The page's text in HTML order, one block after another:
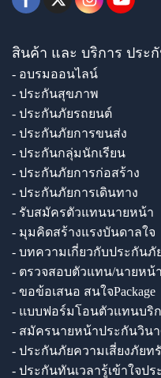
สินค้า และ บริการ ประ
- อบรมออนไลน์
- ประกันสุขภาพ
- ประกันภัยรถยนต์
- ประกันภัยการขนส่ง
- ประกันกลุ่มนักเรียน
- ประกันภัยการก่อสร้าง
- ประกันภัยการเดินทาง
- รับสมัครตัวแทนนายหน้า
- มุมคิดสร้างแรงบันดาลใจ
- บทความเกี่ยวกับประกันภั
- ตรวจสอบตัวแทน/นายหน้า
- ขอข้อเสนอ สนใจPackage
- แบบฟอร์มโอนตัวแทนบริ
- สมัครนายหน้าประกันวิน
- ประกันภัยความเสี่ยงภัยท
- ประกันทันเวลารู้เข้าใจป